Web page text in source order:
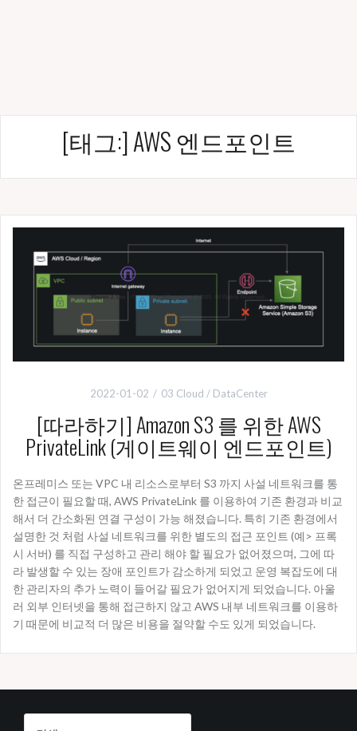
[태그:]AWS 엔드포인트
2022-01-02 03 Cloud / DataCenter
[따라하기] Amazon S3 를 위한 AWS
PrivateLink (게이트웨이 엔드포인트)
온프레미스 또는 VPC 내 리소스로부터 S3 까지 사설 네트워크를 통
한 접근이 필요할 때, AWS PrivateLink 를 이용하여 기존 환경과 비교
해서 더 간소화된 연결 구성이 가능 해졌습니다. 특히 기존 환경에서
설명한 것 처럼 사설 네트워크를 위한 별도의 접근 포인트 (예> 프록
시 서버) 를 직접 구성하고 관리 해야 할 필요가 없어졌으며, 그에 따
라 발생할 수 있는 장애 포인트가 감소하게 되었고 운영 복잡도에 대
한 관리자의 추가 노력이 들어갈 필요가 없어지게 되었습니다. 아울
러 외부 인터넷을 통해 접근하지 않고 AWS 내부 네트워크를 이용하
기 때문에 비교적 더 많은 비용을 절약할 수도 있게 되었습니다.